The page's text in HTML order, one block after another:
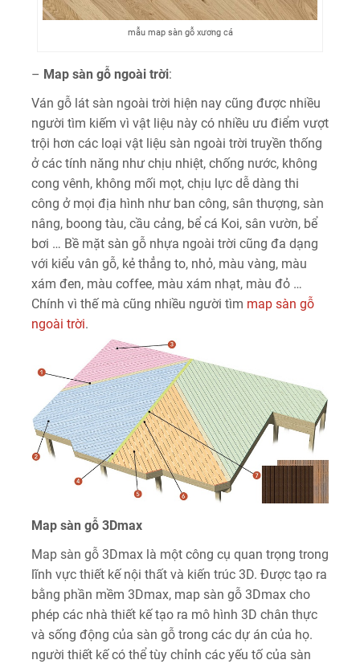
mẫu map sàn gỗ xương cá
– Map sàn gỗ ngoài trời:
Ván gỗ lát sàn ngoài trời hiện nay cũng được nhiều
người tìm kiếm vì vật liệu này có nhiều ưu điểm vượt
trội hơn các loại vật liệu sàn ngoài trời truyền thống
ở các tính năng như chịu nhiệt, chống nước, không
cong vênh, không mối mọt, chịu lực dễ dàng thi
công ở mọi địa hình như ban công, sân thượng, sàn
nâng, boong tàu, cầu cảng, bể cá Koi, sân vườn, bể
bơi … Bề mặt sàn gỗ nhựa ngoài trời cũng đa dạng
với kiểu vân gỗ, kẻ thẳng to, nhỏ, màu vàng, màu
xám đen, màu coffee, màu xám nhạt, màu đỏ …
Chính vì thế mà cũng nhiều người tìm map sàn gỗ
ngoài trời.
Map sàn gỗ 3Dmax
Map sàn gỗ 3Dmax là một công cụ quan trọng trong
lĩnh vực thiết kế nội thất và kiến trúc 3D. Được tạo ra
bằng phần mềm 3Dmax, map sàn gỗ 3Dmax cho
phép các nhà thiết kế tạo ra mô hình 3D chân thực
và sống động của sàn gỗ trong các dự án của họ.
người thiết kế có thể tùy chỉnh các yếu tố của sàn